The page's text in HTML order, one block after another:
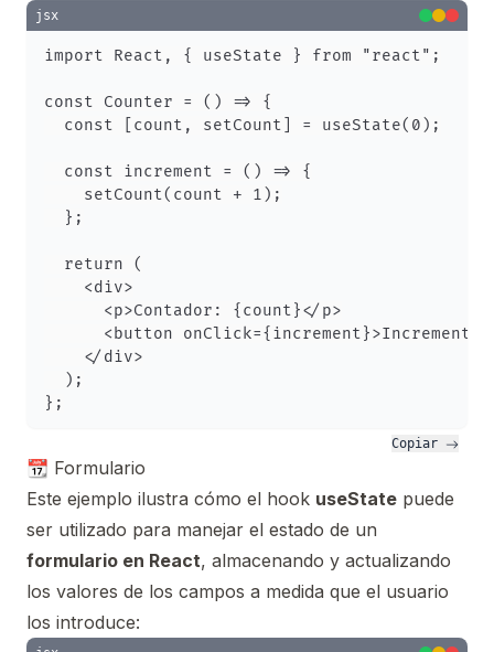
jsx
import React, { useState } from "react";
const Counter = () => {
  const [count, setCount] = useState(0);
  const increment = () => {
    setCount(count + 1);
  };
  return (
    <div>
      <p>Contador: {count}</p>
<button
    </div>
  );
Copiar
📆 Formulario
Este ejemplo ilustra cómo el hook useState puede
ser utilizado para manejar el estado de un
formulario en React, almacenando y actualizando
los valores de los campos a medida que el usuario
los introduce: